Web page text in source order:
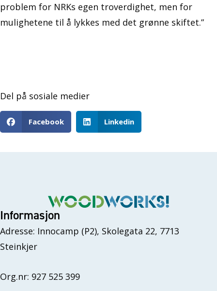
problem for NRKs egen troverdighet, men for
mulighetene til å lykkes med det grønne skiftet.”
Del på sosiale medier
Facebook Linkedin
Informasjon
Adresse: Innocamp (P2), Skolegata 22, 7713
Steinkjer
Org.nr: 927 525 399